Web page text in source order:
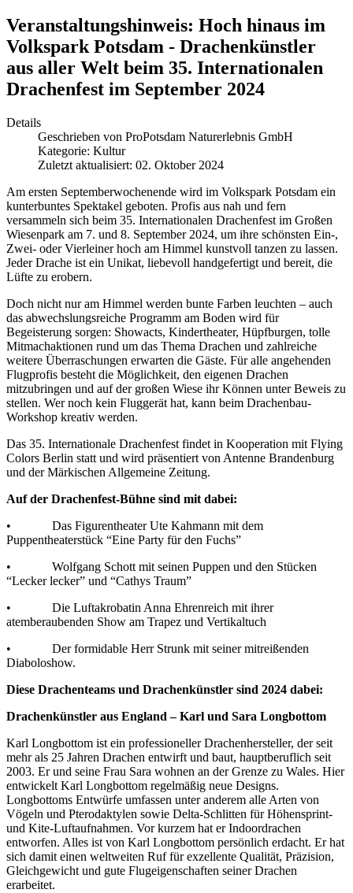
Veranstaltungshinweis: Hoch hinaus im
Volkspark Potsdam - Drachenkünstler
aus aller Welt beim 35. Internationalen
Drachenfest im September 2024
Details
Geschrieben von ProPotsdam Naturerlebnis GmbH
Kategorie: Kultur
Zuletzt aktualisiert: 02. Oktober 2024
Am ersten Septemberwochenende wird im Volkspark Potsdam ein
kunterbuntes Spektakel geboten. Profis aus nah und fern
versammeln sich beim 35. Internationalen Drachenfest im Großen
Wiesenpark am 7. und 8. September 2024, um ihre schönsten Ein‑,
Zwei- oder Vierleiner hoch am Himmel kunstvoll tanzen zu lassen.
Jeder Drache ist ein Unikat, liebevoll handgefertigt und bereit, die
Lüfte zu erobern.
Doch nicht nur am Himmel werden bunte Farben leuchten – auch
das abwechslungsreiche Programm am Boden wird für
Begeisterung sorgen: Showacts, Kindertheater, Hüpfburgen, tolle
Mitmachaktionen rund um das Thema Drachen und zahlreiche
weitere Überraschungen erwarten die Gäste. Für alle angehenden
Flugprofis besteht die Möglichkeit, den eigenen Drachen
mitzubringen und auf der großen Wiese ihr Können unter Beweis zu
stellen. Wer noch kein Fluggerät hat, kann beim Drachenbau-
Workshop kreativ werden.
Das 35. Internationale Drachenfest findet in Kooperation mit Flying
Colors Berlin statt und wird präsentiert von Antenne Brandenburg
und der Märkischen Allgemeine Zeitung.
Auf der Drachenfest-Bühne sind mit dabei:
• Das Figurentheater Ute Kahmann mit dem
Puppentheaterstück “Eine Party für den Fuchs”
• Wolfgang Schott mit seinen Puppen und den Stücken
“Lecker lecker” und “Cathys Traum”
• Die Luftakrobatin Anna Ehrenreich mit ihrer
atemberaubenden Show am Trapez und Vertikaltuch
• Der formidable Herr Strunk mit seiner mitreißenden
Diaboloshow.
Diese Drachenteams und Drachenkünstler sind 2024 dabei:
Drachenkünstler aus England – Karl und Sara Longbottom
Karl Longbottom ist ein professioneller Drachenhersteller, der seit
mehr als 25 Jahren Drachen entwirft und baut, hauptberuflich seit
2003. Er und seine Frau Sara wohnen an der Grenze zu Wales. Hier
entwickelt Karl Longbottom regelmäßig neue Designs.
Longbottoms Entwürfe umfassen unter anderem alle Arten von
Vögeln und Pterodaktylen sowie Delta-Schlitten für Höhensprint-
und Kite-Luftaufnahmen. Vor kurzem hat er Indoordrachen
entworfen. Alles ist von Karl Longbottom persönlich erdacht. Er hat
sich damit einen weltweiten Ruf für exzellente Qualität, Präzision,
Gleichgewicht und gute Flugeigenschaften seiner Drachen
erarbeitet.